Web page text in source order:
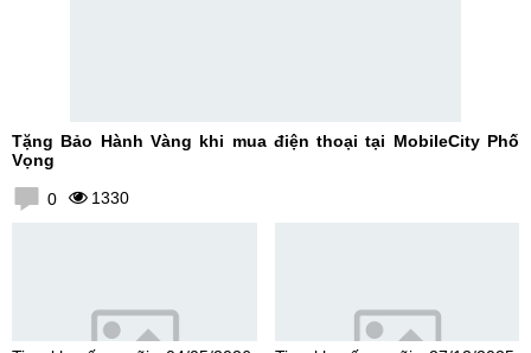
Tặng Bảo Hành Vàng khi mua điện thoại tại MobileCity Phố
Vọng
0 1330